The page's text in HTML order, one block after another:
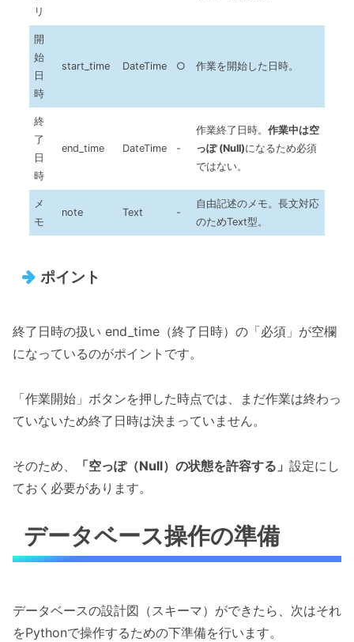
リ
開
始
日
時
start_time DateTime ○ 作業を開始した日時。
終
了
日
時
end_time DateTime -
作業終了日時。 作業中は空
っぽ (Null)になるため必須
ではない。
メ
モ
note Text -
自由記述のメモ。長文対応
のためText型。
ポイント
終了日時の扱い end_time（終了日時）の「必須」が空欄
になっているのがポイントです。
「作業開始」ボタンを押した時点では、まだ作業は終わっ
ていないため終了日時は決まっていません。
そのため、 「空っぽ（Null）の状態を許容する」 設定にし
ておく必要があります。
データベース操作の準備
データベースの設計図（スキーマ）ができたら、次はそれ
をPythonで操作するための下準備を行います。